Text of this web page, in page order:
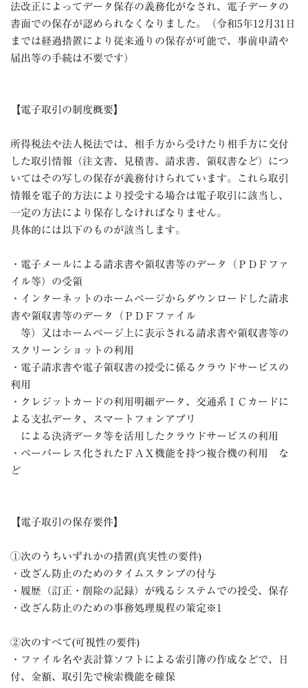
法改正によってデータ保存の義務化がなされ、電子データの
書面での保存が認められなくなりました。（令和5年12月31日
までは経過措置により従来通りの保存が可能で、事前申請や
届出等の手続は不要です）
【電子取引の制度概要】
所得税法や法人税法では、相手方から受けたり相手方に交付
した取引情報（注文書、見積書、請求書、領収書など）につ
いてはその写しの保存が義務付けられています。これら取引
情報を電子的方法により授受する場合は電子取引に該当し、
一定の方法により保存しなければなりません。
具体的には以下のものが該当します。
・電子メールによる請求書や領収書等のデータ（ＰＤＦファ
イル等）の受領
・インターネットのホームページからダウンロードした請求
書や領収書等のデータ（ＰＤＦファイル
等）又はホームページ上に表示される請求書や領収書等の
スクリーンショットの利用
・電子請求書や電子領収書の授受に係るクラウドサービスの
利用
・クレジットカードの利用明細データ、交通系ＩＣカードに
よる支払データ、スマートフォンアプリ
による決済データ等を活用したクラウドサービスの利用
・ペーパーレス化されたＦＡＸ機能を持つ複合機の利用 な
ど
【電子取引の保存要件】
①次のうちいずれかの措置(真実性の要件)
・改ざん防止のためのタイムスタンプの付与
・履歴（訂正・削除の記録）が残るシステムでの授受、保存
・改ざん防止のための事務処理規程の策定※1
②次のすべて(可視性の要件)
・ファイル名や表計算ソフトによる索引簿の作成などで、日
付、金額、取引先で検索機能を確保